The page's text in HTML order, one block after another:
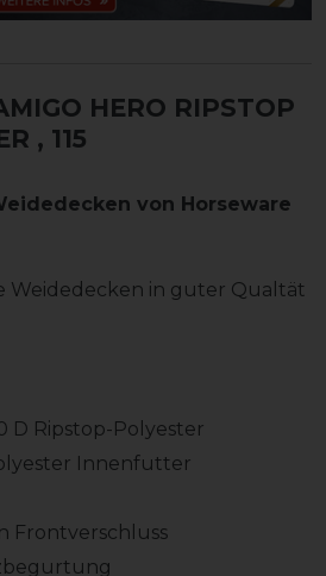
HERO RIPSTOP
, 115
von Horseware
Weidedecken in guter Qualtät
D Ripstop-Polyester
Innenfutter
Frontverschluss